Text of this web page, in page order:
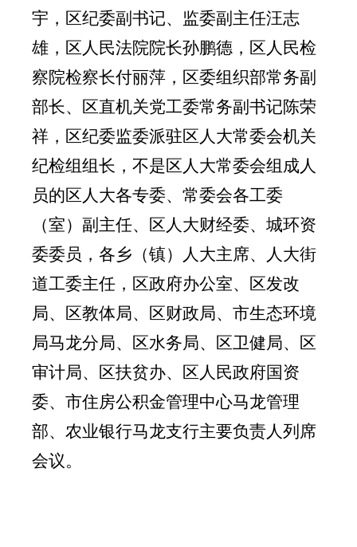
宇，区纪委副书记、监委副主任汪志
雄，区人民法院院长孙鹏德，区人民检
察院检察长付丽萍，区委组织部常务副
部长、区直机关党工委常务副书记陈荣
祥，区纪委监委派驻区人大常委会机关
纪检组组长 ， 不是区人大常委会组成人
员的区人大各专委、常委会各工委
（室）副主任、区人大财经委、城环资
委委员 ， 各乡（镇）人大主席、人大街
道工委主任，区政府办公室、区发改
局、区教体局、区财政局、市生态环境
局马龙分局、区水务局、区卫健局、区
审计局、区扶贫办、区人民政府国资
委、市住房公积金管理中心马龙管理
部、农业银行马龙支行主要负责人列席
会议。